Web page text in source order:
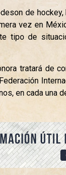
de
vez en
tipo de
tratará de
en cada una